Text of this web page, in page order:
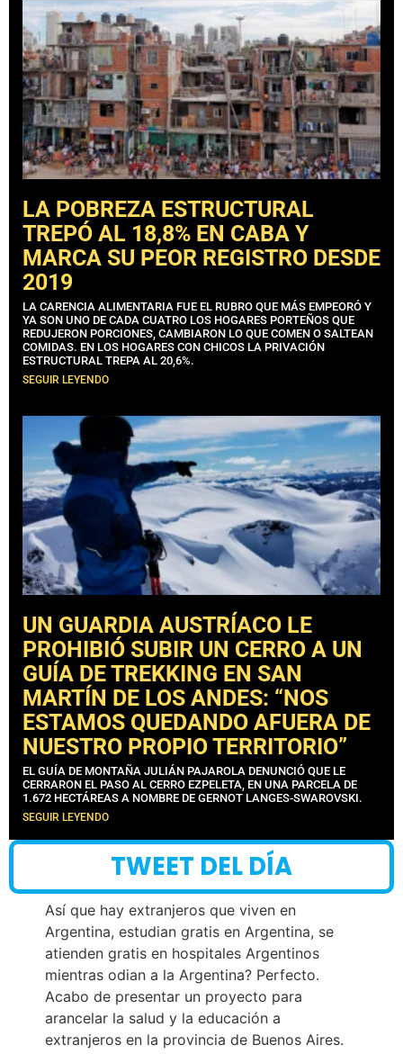
LA POBREZA ESTRUCTURAL
TREPÓ AL 18,8% EN CABA Y
MARCA SU PEOR REGISTRO DESDE
2019
LA CARENCIA ALIMENTARIA FUE EL RUBRO QUE MÁS EMPEORÓ Y
YA SON UNO DE CADA CUATRO LOS HOGARES PORTEÑOS QUE
REDUJERON PORCIONES, CAMBIARON LO QUE COMEN O SALTEAN
COMIDAS. EN LOS HOGARES CON CHICOS LA PRIVACIÓN
ESTRUCTURAL TREPA AL 20,6%.
SEGUIR LEYENDO
UN GUARDIA AUSTRÍACO LE
PROHIBIÓ SUBIR UN CERRO A UN
GUÍA DE TREKKING EN SAN
MARTÍN DE LOS ANDES: “NOS
ESTAMOS QUEDANDO AFUERA DE
NUESTRO PROPIO TERRITORIO”
EL GUÍA DE MONTAÑA JULIÁN PAJAROLA DENUNCIÓ QUE LE
CERRARON EL PASO AL CERRO EZPELETA, EN UNA PARCELA DE
1.672 HECTÁREAS A NOMBRE DE GERNOT LANGES-SWAROVSKI.
SEGUIR LEYENDO
TWEET DEL DÍA
Así que hay extranjeros que viven en
Argentina, estudian gratis en Argentina, se
atienden gratis en hospitales Argentinos
mientras odian a la Argentina? Perfecto.
Acabo de presentar un proyecto para
arancelar la salud y la educación a
extranjeros en la provincia de Buenos Aires.